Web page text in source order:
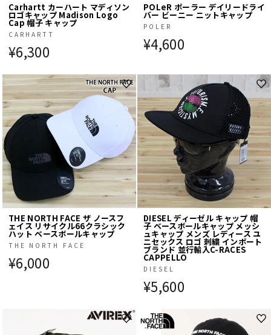
Carhartt カーハート マディソン
ロゴキャップ Madison Logo
Cap 帽子 キャップ
CARHARTT
¥6,300
POLeR ポーラー デイリードライ
バー ビーニー ニットキャップ
POLER
¥4,600
THE NORTH FACE ザ ノースフ
ェイス リサイクル66クラシック
ハット ベースボールキャップ
THE NORTH FACE
¥6,000
DIESEL ディーゼル キャップ 帽
子 ベースボールキャップ メッシ
ュキャップ メンズ レディース ユ
ニセックス ロゴ 刺繍 インポート
ブランド 並行輸入C-RACES
CAPPELLO
DIESEL
¥5,600